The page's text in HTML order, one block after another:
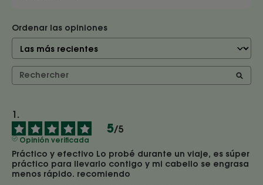
Ordenar las opiniones
5/5
Opinión verificada
Práctico y efectivo Lo probé durante un viaje, es súper
práctico para llevarlo contigo y mi cabello se engrasa
menos rápido. recomiendo